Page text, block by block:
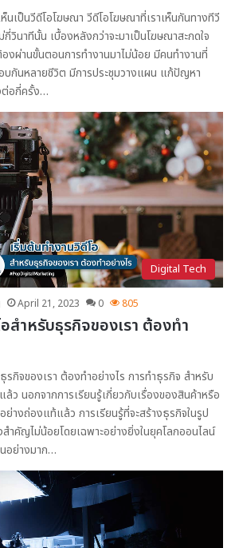
เป็นวีดีโอโฆษณา วีดีโอโฆษณาที่เราเห็นกันทางทีวี
วินาทีนั้น เบื้องหลังกว่าจะมาเป็นโฆษณาสะกดใจ
ผ่านขั้นตอนการทำงานมาไม่น้อย มีคนทำงานที่
บกันหลายชีวิต มีการประชุมวางแผน แก้ปัญหา
ต่อกี่ครั้ง…
Digital Tech
April 21, 2023 0 805
สำหรับธุรกิจของเรา ต้องทำ
รกิจของเรา ต้องทำอย่างไร การทำธุรกิจ สำหรับ
ล้ว นอกจากการเรียนรู้เกี่ยวกับเรื่องของสินค้าหรือ
ย่างถ่องแท้แล้ว การเรียนรู้ที่จะสร้างธุรกิจในรูป
ำคัญไม่น้อยโดยเฉพาะอย่างยิ่งในยุคโลกออนไลน์
อย่างมาก…